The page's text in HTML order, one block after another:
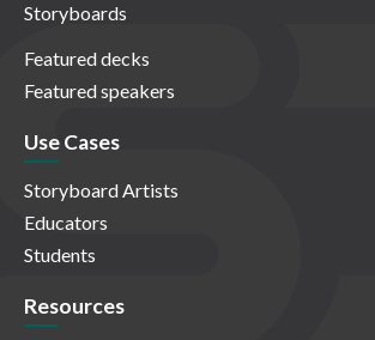
Storyboards
Featured decks
Featured speakers
Use Cases
Storyboard Artists
Educators
Students
Resources